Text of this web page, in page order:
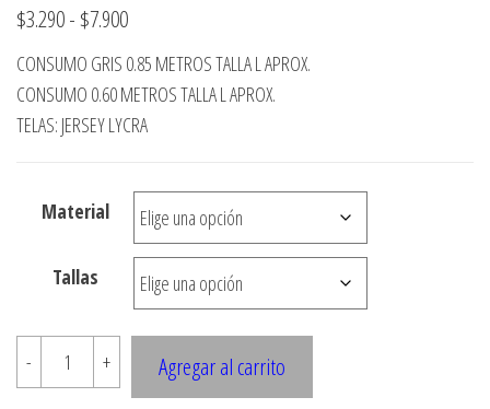
$3.290- $7.900Rango
de
precios:
desde
hasta
$7.900
CONSUMO GRIS 0.85 METROS TALLA L APROX.
CONSUMO 0.60 METROS TALLA L APROX.
TELAS: JERSEY LYCRA
Material
Tallas
-
E592
CPOLERA
+ Agregar al carrito